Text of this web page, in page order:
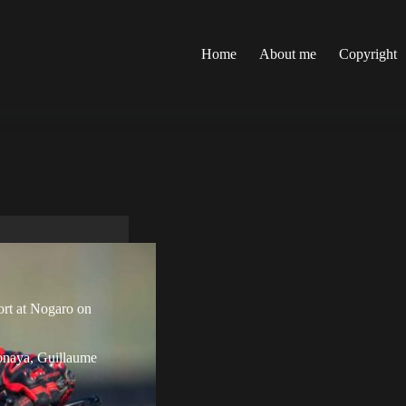
Home
About me Copyright
at Nogaro on
,Guillaume